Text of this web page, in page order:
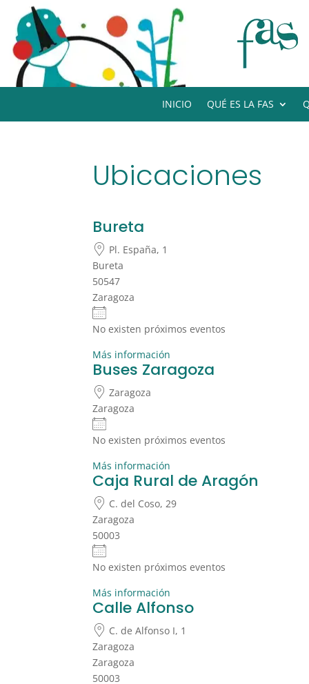
INICIO QUÉ ES LA FAS
Ubicaciones
Bureta
Pl. España, 1
Bureta
50547
Zaragoza
No existen próximos eventos
Más información
Buses Zaragoza
Zaragoza
Zaragoza
No existen próximos eventos
Más información
Caja Rural de Aragón
C. del Coso, 29
Zaragoza
50003
No existen próximos eventos
Más información
Calle Alfonso
C. de Alfonso I, 1
Zaragoza
Zaragoza
50003